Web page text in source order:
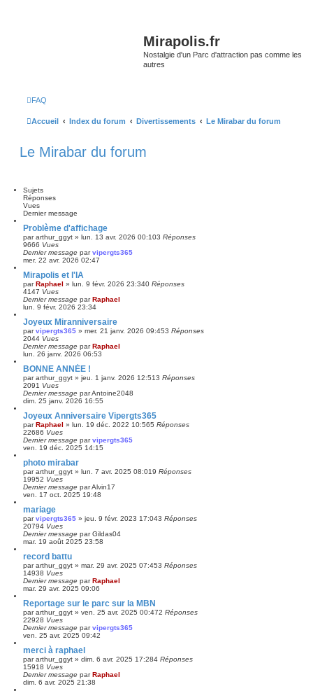
Mirapolis.fr
Nostalgie d'un Parc d'attraction pas comme les
autres
FAQ
Accueil Index du forum Divertissements Le Mirabar du forum
Le Mirabar du forum
Sujets
Réponses
Vues
Dernier message
Problème d'affichage
pararthur_ggyt » lun. 13 avr. 2026 00:103 Réponses
9666 Vues
Dernier message parvipergts365
mer. 22 avr. 2026 02:47
Mirapolis et l'IA
parRaphael » lun. 9 févr. 2026 23:340 Réponses
4147 Vues
Dernier message parRaphael
lun. 9 févr. 2026 23:34
Joyeux Miranniversaire
parvipergts365 » mer. 21 janv. 2026 09:453 Réponses
2044 Vues
Dernier message parRaphael
lun. 26 janv. 2026 06:53
BONNE ANNÉE !
pararthur_ggyt » jeu. 1 janv. 2026 12:513 Réponses
2091 Vues
Dernier message parAntoine2048
dim. 25 janv. 2026 16:55
Joyeux Anniversaire Vipergts365
parRaphael » lun. 19 déc. 2022 10:565 Réponses
22686 Vues
Dernier message parvipergts365
ven. 19 déc. 2025 14:15
photo mirabar
pararthur_ggyt » lun. 7 avr. 2025 08:019 Réponses
19952 Vues
Dernier message parAlvin17
ven. 17 oct. 2025 19:48
mariage
parvipergts365 » jeu. 9 févr. 2023 17:043 Réponses
20794 Vues
Dernier message parGildas04
mar. 19 août 2025 23:58
record battu
pararthur_ggyt » mar. 29 avr. 2025 07:453 Réponses
14938 Vues
Dernier message parRaphael
mar. 29 avr. 2025 09:06
Reportage sur le parc sur la MBN
pararthur_ggyt » ven. 25 avr. 2025 00:472 Réponses
22928 Vues
Dernier message parvipergts365
ven. 25 avr. 2025 09:42
merci à raphael
pararthur_ggyt » dim. 6 avr. 2025 17:284 Réponses
15918 Vues
Dernier message parRaphael
dim. 6 avr. 2025 21:38